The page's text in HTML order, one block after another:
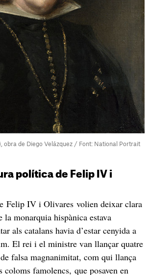
obra de Diego Velázquez / Font: National Portrait
política de Felip IV i
Felip IV i Olivares volien deixar clara
la monarquia hispànica estava
als catalans havia d’estar cenyida a
El rei i el ministre van llançar quatre
falsa magnanimitat, com qui llança
coloms famolencs, que posaven en